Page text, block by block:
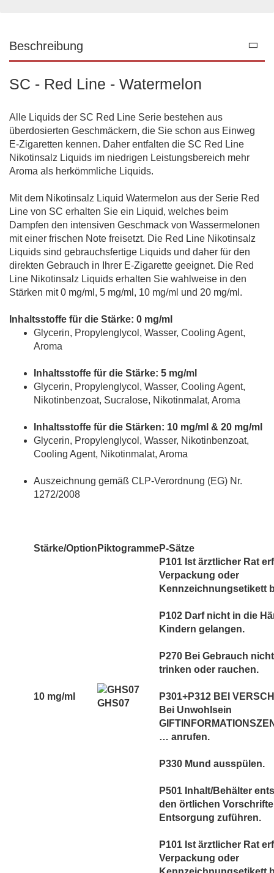
Beschreibung
SC - Red Line - Watermelon
Alle Liquids der SC Red Line Serie bestehen aus
überdosierten Geschmäckern, die Sie schon aus Einweg
E-Zigaretten kennen. Daher entfalten die SC Red Line
Nikotinsalz Liquids im niedrigen Leistungsbereich mehr
Aroma als herkömmliche Liquids.
Mit dem Nikotinsalz Liquid Watermelon aus der Serie Red
Line von SC erhalten Sie ein Liquid, welches beim
Dampfen den intensiven Geschmack von Wassermelonen
mit einer frischen Note freisetzt. Die Red Line Nikotinsalz
Liquids sind gebrauchsfertige Liquids und daher für den
direkten Gebrauch in Ihrer E-Zigarette geeignet. Die Red
Line Nikotinsalz Liquids erhalten Sie wahlweise in den
Stärken mit 0 mg/ml, 5 mg/ml, 10 mg/ml und 20 mg/ml.
Inhaltsstoffe für die Stärke: 0 mg/ml
Glycerin, Propylenglycol, Wasser, Cooling Agent,
Aroma
Inhaltsstoffe für die Stärke: 5 mg/ml
Glycerin, Propylenglycol, Wasser, Cooling Agent,
Nikotinbenzoat, Sucralose, Nikotinmalat, Aroma
Inhaltsstoffe für die Stärken: 10 mg/ml & 20 mg/ml
Glycerin, Propylenglycol, Wasser, Nikotinbenzoat,
Cooling Agent, Nikotinmalat, Aroma
Auszeichnung gemäß CLP-Verordnung (EG) Nr.
1272/2008
Stärke/Option PiktogrammeP-Sätze
10 mg/ml
GHS07
P101 Ist ärztlicher Rat
Verpackung oder
Kennzeichnungsetikett
P102 Darf nicht in die
Kindern gelangen.
P270 Bei Gebrauch
trinken oder rauchen.
P301+P312 BEI
Bei Unwohlsein
… anrufen.
P330 Mund ausspülen.
P501 Inhalt/Behälter
den örtlichen
Entsorgung zuführen.
P101 Ist ärztlicher Rat
Verpackung oder